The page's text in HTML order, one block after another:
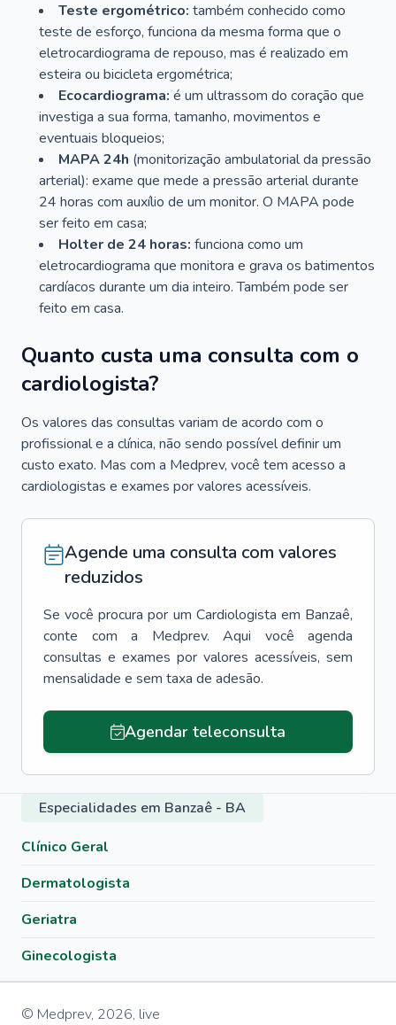
Teste ergométrico: também conhecido como
teste de esforço, funciona da mesma forma que o
eletrocardiograma de repouso, mas é realizado em
esteira ou bicicleta ergométrica;
Ecocardiograma: é um ultrassom do coração que
investiga a sua forma, tamanho, movimentos e
eventuais bloqueios;
MAPA 24h (monitorização ambulatorial da pressão
arterial): exame que mede a pressão arterial durante
24 horas com auxílio de um monitor. O MAPA pode
ser feito em casa;
Holter de 24 horas: funciona como um
eletrocardiograma que monitora e grava os batimentos
cardíacos durante um dia inteiro. Também pode ser
feito em casa.
Quanto custa uma consulta com o
cardiologista?
Os valores das consultas variam de acordo com o
profissional e a clínica, não sendo possível definir um
custo exato. Mas com a Medprev, você tem acesso a
cardiologistas e exames por valores acessíveis.
Agende uma consulta com valores
reduzidos
Se você procura por um Cardiologista em Banzaê,
conte com a Medprev. Aqui você agenda
consultas e exames por valores acessíveis, sem
mensalidade e sem taxa de adesão.
Agendar teleconsulta
Especialidades em Banzaê - BA
Clínico Geral
Dermatologista
Geriatra
Ginecologista
© Medprev, 2026, live